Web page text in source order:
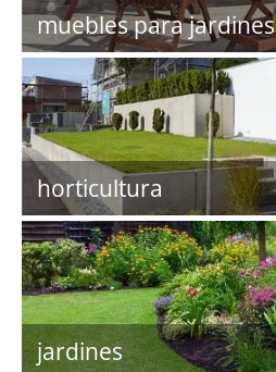
muebles para jardines
horticultura
jardines